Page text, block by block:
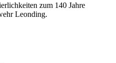
zum 140 Jahre
Leonding.